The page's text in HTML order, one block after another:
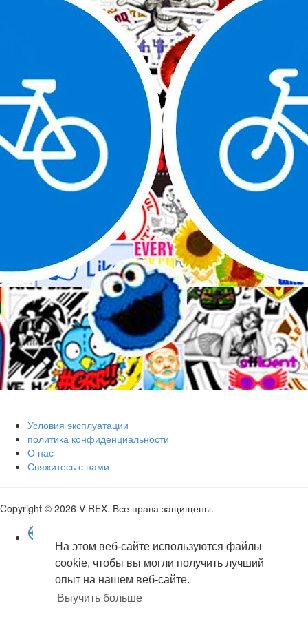
На этом веб-сайте используются файлы
cookie, чтобы вы могли получить лучший
опыт на нашем веб-сайте.
Выучить больше
Условия эксплуатации
политика конфиденциальности
О нас
Свяжитесь с нами
Copyright © 2026 V-REX. Все права защищены.
English
Arabic
Dutch
French
German